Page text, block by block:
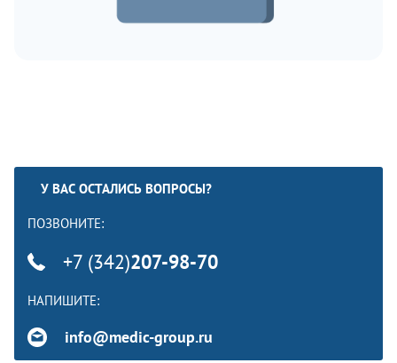
У ВАС ОСТАЛИСЬ ВОПРОСЫ?
ПОЗВОНИТЕ:
+7 (342)207-98-70
НАПИШИТЕ:
info@medic-group.ru